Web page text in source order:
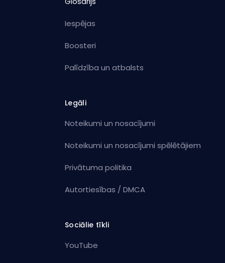
Iespējas
Boosteri
Palīdzība un atbalsts
Legāli
Noteikumi un nosacījumi
Noteikumi un nosacījumi spēlētājiem
Privātuma politika
Autortiesības / DMCA
Sociālie tīkli
YouTube